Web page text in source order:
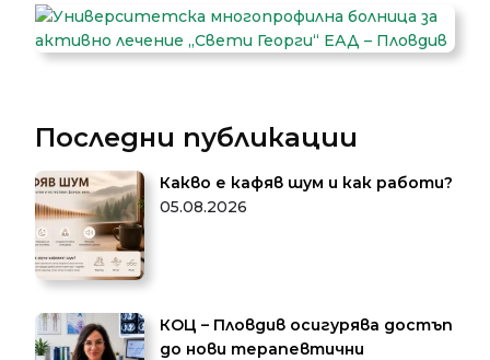
Последни публикации
Какво е кафяв шум и как работи?
05.08.2026
КОЦ – Пловдив осигурява достъп
до нови терапевтични